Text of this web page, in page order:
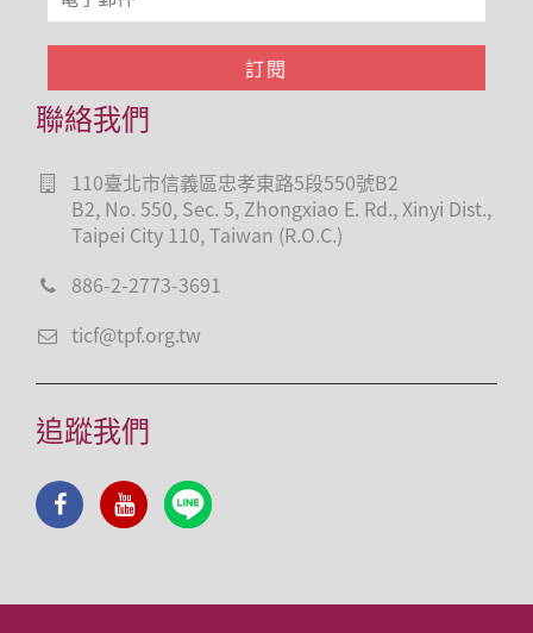
聯絡我們
110臺北市信義區忠孝東路5段550號B2
B2, No. 550, Sec. 5, Zhongxiao E. Rd., Xinyi Dist.,
Taipei City 110, Taiwan (R.O.C.)
886-2-2773-3691
ticf@tpf.org.tw
追蹤我們